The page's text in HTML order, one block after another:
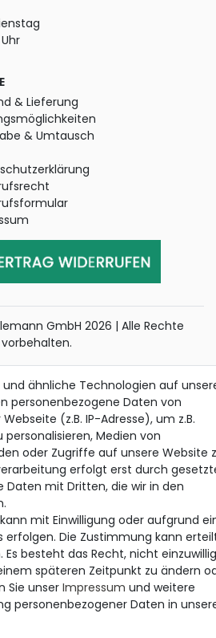
& Lieferung
& Umtausch
GmbH 2026 | Alle Rechte
vorbehalten.
Preise entsprechen dem bisherigen Preis bei
Thielemann.
und ähnliche Technologien auf
personenbezogene Daten von
(z.B. IP-Adresse), um z.B.
Medien von
oder Zugriffe auf unsere Website
erfolgt erst durch
Daten mit Dritten, die wir in den
mit Einwilligung oder aufgrund
erfolgen. Die Zustimmung kann
besteht das Recht, nicht
späteren Zeitpunkt zu ändern
Sie unser Impressum und weitere
personenbezogener Daten in